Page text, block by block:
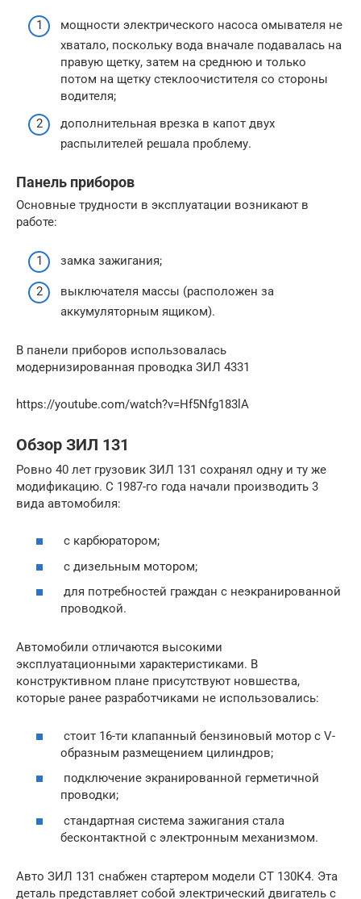
мощности электрического насоса омывателя не
хватало, поскольку вода вначале подавалась на
правую щетку, затем на среднюю и только
потом на щетку стеклоочистителя со стороны
водителя;
дополнительная врезка в капот двух
распылителей решала проблему.
Панель приборов
Основные трудности в эксплуатации возникают в
работе:
замка зажигания;
выключателя массы (расположен за
аккумуляторным ящиком).
В панели приборов использовалась
модернизированная проводка ЗИЛ 4331
https://youtube.com/watch?v=Hf5Nfg183lA
Обзор ЗИЛ 131
Ровно 40 лет грузовик ЗИЛ 131 сохранял одну и ту же
модификацию. С 1987-го года начали производить 3
вида автомобиля:
с карбюратором;
с дизельным мотором;
для потребностей граждан с неэкранированной
проводкой.
Автомобили отличаются высокими
эксплуатационными характеристиками. В
конструктивном плане присутствуют новшества,
которые ранее разработчиками не использовались:
стоит 16-ти клапанный бензиновый мотор с V-
образным размещением цилиндров;
подключение экранированной герметичной
проводки;
стандартная система зажигания стала
бесконтактной с электронным механизмом.
Авто ЗИЛ 131 снабжен стартером модели СТ 130К4. Эта
деталь представляет собой электрический двигатель с